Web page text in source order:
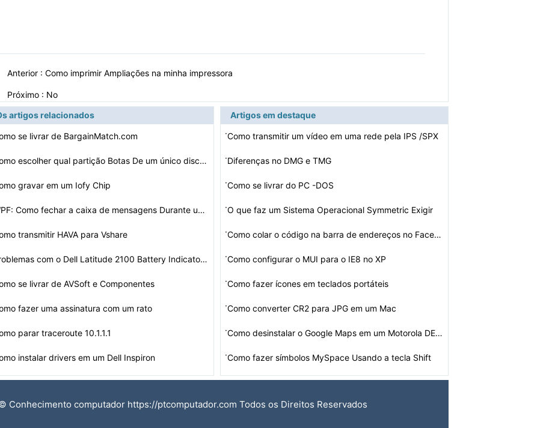
Anterior : Como imprimir Ampliações na minha impressora
Próximo : No
artigos relacionados
se livrar de BargainMatch.com
Como escolher qual partição Botas De um único disco …
gravar em um Iofy Chip
WPF: Como fechar a caixa de mensagens Durante um teste …
transmitir HAVA para Vshare
Problemas com o Dell Latitude 2100 Battery Indicator Li…
se livrar de AVSoft e Componentes
fazer uma assinatura com um rato
parar traceroute 10.1.1.1
instalar drivers em um Dell Inspiron
Artigos em destaque
·Como transmitir um vídeo em uma rede pela IPS /SPX
·Diferenças no DMG e TMG
·Como se livrar do PC -DOS
·O que faz um Sistema Operacional Symmetric Exigir
· Como colar o código na barra de endereços no Facebook…
·Como configurar o MUI para o IE8 no XP
·Como fazer ícones em teclados portáteis
·Como converter CR2 para JPG em um Mac
· Como desinstalar o Google Maps em um Motorola DEXT
·Como fazer símbolos MySpace Usando a tecla Shift
Conhecimento computador https://ptcomputador.com Todos os Direitos Reservados